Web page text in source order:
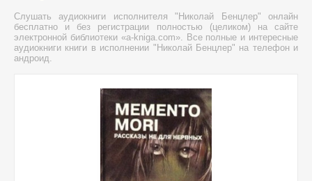
Слушать аудиокниги исполнителя "Николай Бенцлер" онлайн
бесплатно и без регистрации полностью (целиком) на сайте
электронной библиотеки «a-kniga.com». Все полные и интересные
аудиокниги книги в исполнении "Николай Бенцлер" на телефон и
андроид.